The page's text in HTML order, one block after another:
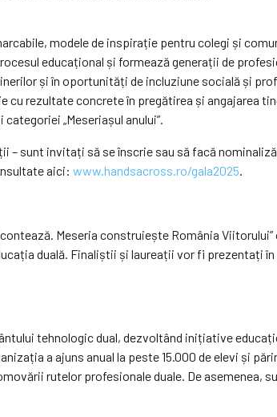
modele de inspirație pentru colegi și
educațional și formează generații de
și în oportunități de incluziune socială și
cu rezultate concrete în pregătirea și angajarea
„Meseriașul anului”.
sunt invitați să se înscrie sau să facă
aici: www.handsacross.ro/gala2025.
Meseria construiește România
duală. Finaliștii și laureații vor fi prezentați
tehnologic dual, dezvoltând inițiative
a ajuns anual la peste 15.000 de elevi și
rutelor profesionale duale. De asemenea,